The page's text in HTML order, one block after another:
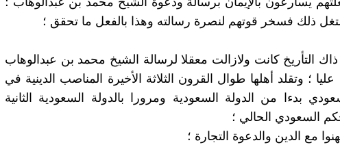
ذلك فسخر قوتهم لنصرة رسالته وهذا بالفعل ما تحقق ؛
التأريخ كانت ولازالت معقلا لرسالة الشيخ محمد بن عبدالوهاب
؛ وتقلد أهلها طوال القرون الثلاثة الأخيرة المناصب الدينية في
بدءا من الدولة السعودية ومرورا بالدولة السعودية الثانية
السعودي الحالي ؛
مع الدين والدعوة التجارة ؛